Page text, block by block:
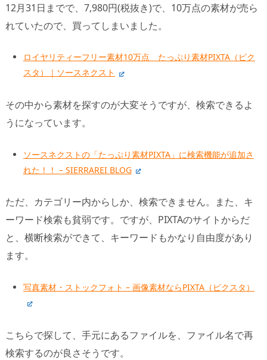
12月31日までで、7,980円(税抜き)で、10万点の素材が売ら
れていたので、買ってしまいました。
ロイヤリティーフリー素材10万点 たっぷり素材PIXTA（ピク
スタ）｜ソースネクスト
その中から素材を探すのが大変そうですが、検索できるよ
うになっています。
ソースネクストの「たっぷり素材PIXTA」に検索機能が追加さ
れた！！ – SIERRAREI BLOG
ただ、カテゴリー内からしか、検索できません。また、キ
ーワード検索も貧弱です。ですが、PIXTAのサイトからだ
と、横断検索ができて、キーワードもかなり自由度があり
ます。
写真素材・ストックフォト – 画像素材ならPIXTA（ピクスタ）
こちらで探して、手元にあるファイルを、ファイル名で再
検索するのが良さそうです。